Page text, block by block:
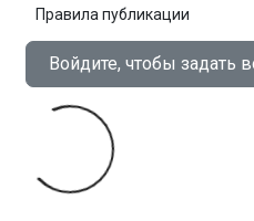
Правила публикации
Войдите, чтобы задать